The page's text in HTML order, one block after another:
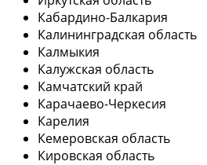
Кабардино-Балкария
Калининградская область
Калмыкия
Калужская область
Камчатский край
Карачаево-Черкесия
Карелия
Кемеровская область
Кировская область